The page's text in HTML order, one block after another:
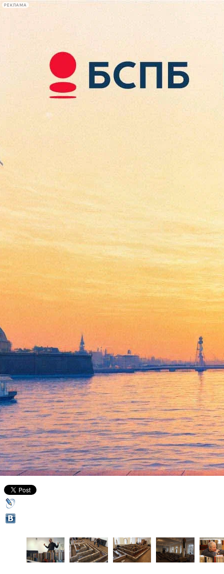
РЕКЛАМА
Сегодня:
2026.08.07
19:17
Афиша Plus
В Фонтанном доме
выстроили лабиринт из
настоящих книг
16 марта 2016,18:28 Версия для печати